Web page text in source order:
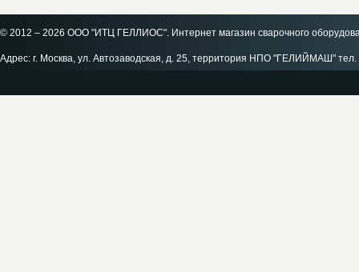
© 2012 – 2026 ООО "ИТЦ ГЕЛЛИОС". Интернет магазин сварочного
Адрес: г. Москва, ул. Автозаводская, д. 25, территория НПО "ГЕЛИЙМАШ"